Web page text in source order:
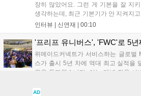
장히 많았어요. 그런 게 기본을 잘 지
생각하는데, 최근 기본기가 안 지켜지
를 추구하다 보니까 팀적으로 안 좋은
LoL 챔피언스 코리아(LCK)'...
인터뷰 | 신연재 | 00:10
'프리프 유니버스', 'FWC'로 5년
위메이드커넥트가 서비스하는 글로벌
스가 출시 5년 차에 역대 최고 실적을
원을 돌파했습니다. 이는 매년 전용 서
스포츠 대회 FWC의 영향이 큽니다.
건에서 시즌을 함께 즐기는 구조로, 올
AD